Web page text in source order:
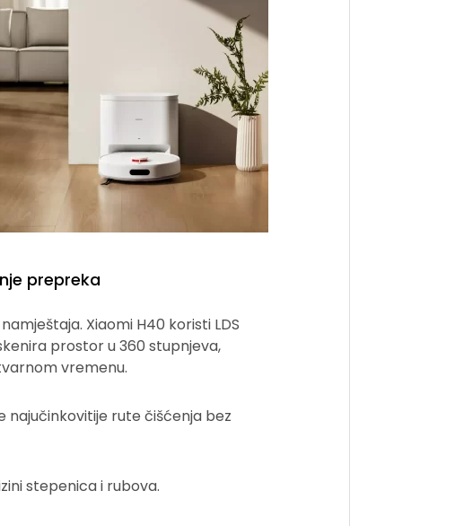
prepreka
Xiaomi H40 koristi LDS
prostor u 360 stupnjeva,
vremenu.
najučinkovitije rute čišćenja bez
stepenica i rubova.